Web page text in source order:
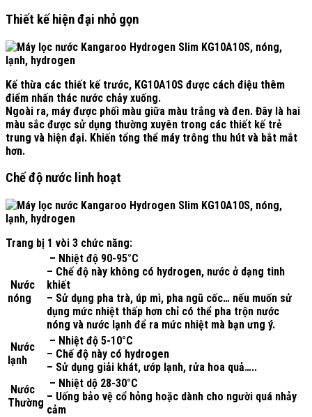
Thiết kế hiện đại nhỏ gọn
Kế thừa các thiết kế trước, KG10A10S được cách điệu thêm
điểm nhấn thác nước chảy xuống.
Ngoài ra, máy được phối màu giữa màu trắng và đen. Đây là hai
màu sắc được sử dụng thường xuyên trong các thiết kế trẻ
trung và hiện đại. Khiến tổng thể máy trông thu hút và bắt mắt
hơn.
Chế độ nước linh hoạt
Trang bị 1 vòi 3 chức năng:
Nước
nóng
– Nhiệt độ 90-95°C
– Chế độ này không có hydrogen, nước ở dạng tinh
khiết
– Sử dụng pha trà, úp mì, pha ngũ cốc… nếu muốn sử
dụng mức nhiệt thấp hơn chỉ có thể pha trộn nước
nóng và nước lạnh để ra mức nhiệt mà bạn ưng ý.
Nước
lạnh
– Nhiệt độ 5-10°C
– Chế độ này có hydrogen
– Sử dụng giải khát, ướp lạnh, rửa hoa quả…..
Nước
Thường
– Nhiệt dộ 28-30°C
– Uống bảo vệ cổ hỏng hoặc dành cho người quá nhảy
cảm